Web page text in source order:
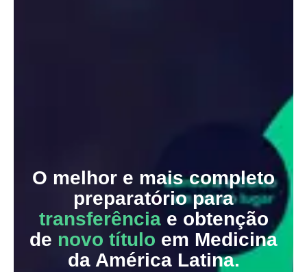
O melhor e mais completo
preparatório para
transferênciae obtenção
de novo título em Medicina
da América Latina.